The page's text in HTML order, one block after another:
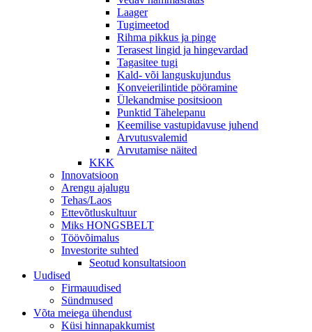
Laager
Tugimeetod
Rihma pikkus ja pinge
Terasest lingid ja hingevardad
Tagasitee tugi
Kald- või languskujundus
Konveierilintide pööramine
Ülekandmise positsioon
Punktid Tähelepanu
Keemilise vastupidavuse juhend
Arvutusvalemid
Arvutamise näited
KKK
Innovatsioon
Arengu ajalugu
Tehas/Laos
Ettevõtluskultuur
Miks HONGSBELT
Töövõimalus
Investorite suhted
Seotud konsultatsioon
Uudised
Firmauudised
Sündmused
Võta meiega ühendust
Küsi hinnapakkumist